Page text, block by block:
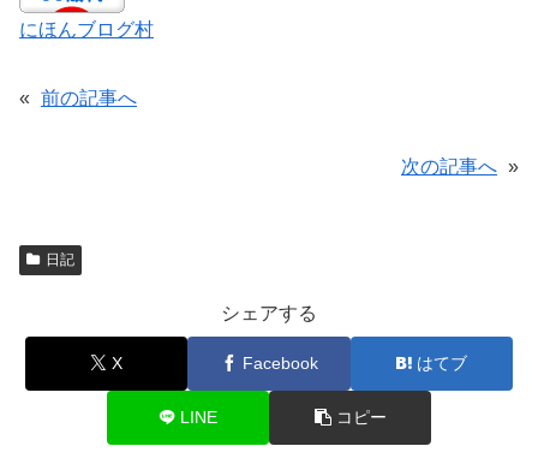
にほんブログ村
« 前の記事へ
次の記事へ »
日記
シェアする
X Facebook はてブ
LINE コピー